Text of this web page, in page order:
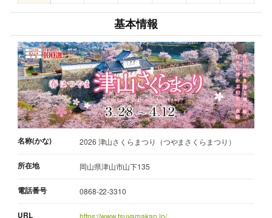
基本情報
名称(かな) 2026 津山さくらまつり（つやまさくらまつり）
所在地 岡山県津山市山下135
電話番号 0868-22-3310
URL https://www.tsuyamakan.jp/